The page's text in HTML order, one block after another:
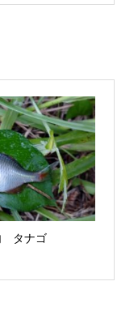
タナゴ